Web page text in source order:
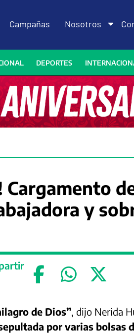
Campañas Nosotros
DEPORTES
Cargamento
y
de Dios”, dijo Nerida
por varias bolsas